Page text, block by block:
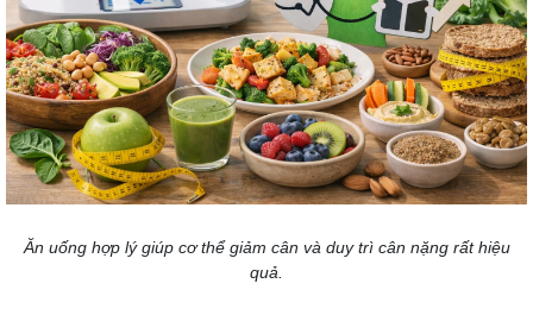
Ăn uống hợp lý giúp cơ thể giảm cân và duy trì cân nặng rất hiệu
quả.